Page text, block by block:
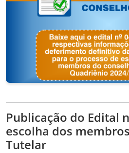
Publicação do Edital
escolha dos
Tutelar